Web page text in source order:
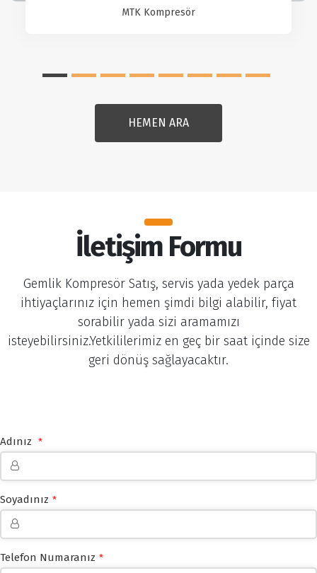
MTK Kompresör
HEMEN ARA
İletişim Formu
Gemlik Kompresör Satış, servis yada yedek parça
ihtiyaçlarınız için hemen şimdi bilgi alabilir, fiyat
sorabilir yada sizi aramamızı
isteyebilirsiniz.Yetkililerimiz en geç bir saat içinde size
geri dönüş sağlayacaktır.
Adınız *
Soyadınız *
Telefon Numaranız *